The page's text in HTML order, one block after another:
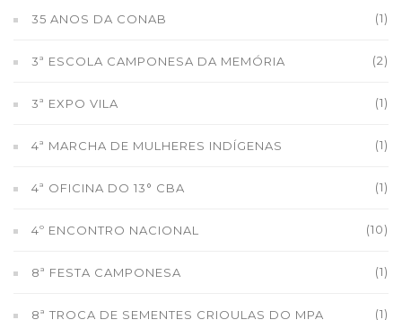
35 ANOS DA CONAB (1)
3ª ESCOLA CAMPONESA DA MEMÓRIA (2)
3ª EXPO VILA (1)
4ª MARCHA DE MULHERES INDÍGENAS (1)
4ª OFICINA DO 13° CBA (1)
4º ENCONTRO NACIONAL (10)
8ª FESTA CAMPONESA (1)
8ª TROCA DE SEMENTES CRIOULAS DO MPA (1)